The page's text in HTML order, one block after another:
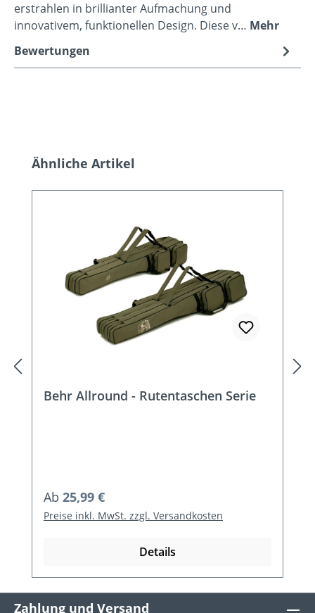
erstrahlen in brillianter Aufmachung und
innovativem, funktionellen Design. Diese v… Mehr
Bewertungen
Produktgalerie überspringen
Ähnliche Artikel
Behr Allround - Rutentaschen Serie
Regulärer Preis:
Ab 25,99 €
Preise inkl. MwSt. zzgl. Versandkosten
Details
Zahlung und Versand